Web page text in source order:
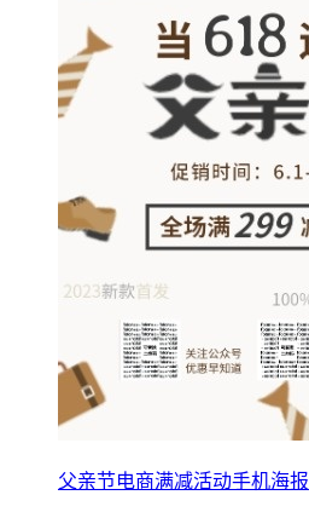
父亲节电商满减活动手机海报